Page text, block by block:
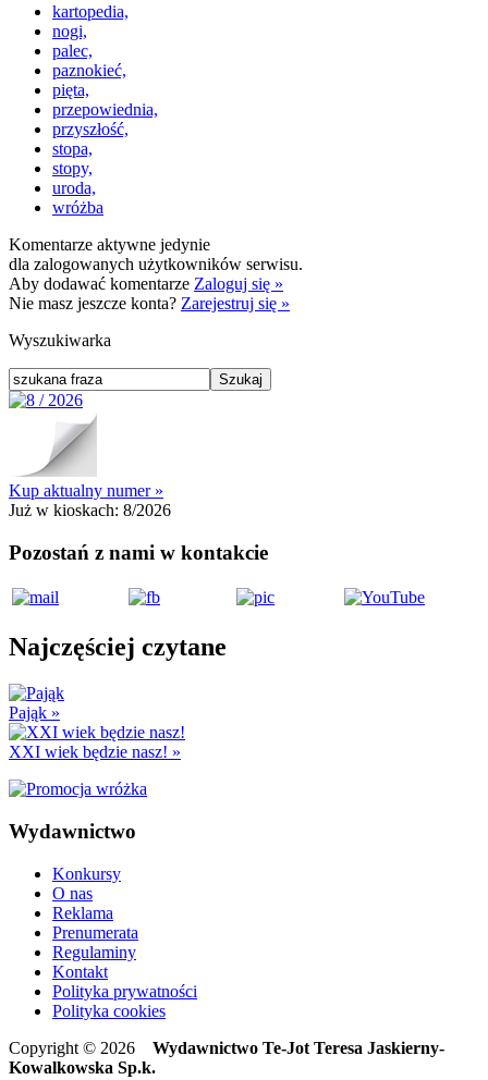
kartopedia,
nogi,
palec,
paznokieć,
pięta,
przepowiednia,
przyszłość,
stopa,
stopy,
uroda,
wróżba
Komentarze aktywne jedynie
dla zalogowanych użytkowników serwisu.
Aby dodawać komentarze Zaloguj się »
Nie masz jeszcze konta? Zarejestruj się »
Wyszukiwarka
Kup aktualny numer »
Już w kioskach: 8/2026
Pozostań z nami w kontakcie
Najczęściej czytane
Pająk »
XXI wiek będzie nasz! »
Wydawnictwo
Konkursy
O nas
Reklama
Prenumerata
Regulaminy
Kontakt
Polityka prywatności
Polityka cookies
Copyright © 2026 Wydawnictwo Te-Jot Teresa Jaskierny-
Kowalkowska Sp.k.